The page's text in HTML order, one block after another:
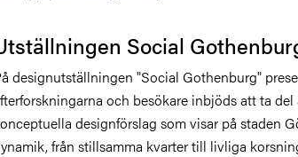
Social
designutställningen "Social Gothenburg"
och besökare inbjöds att ta
designförslag som visar på staden
från stillsamma kvarter till livliga